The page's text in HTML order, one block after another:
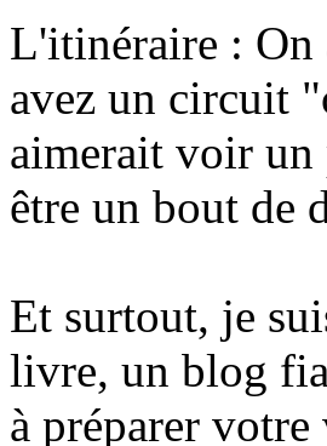
L'itinéraire : On
avez un circuit
aimerait voir un
être un bout de
Et surtout, je
livre, un blog
à préparer